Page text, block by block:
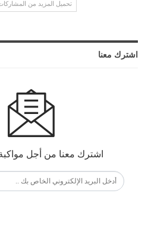
تحميل المزيد من
اشترك معنا
اشترك معنا من أجل